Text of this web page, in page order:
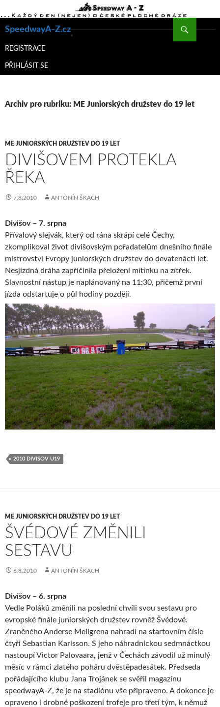
SpeedwayA-Z.cz
K
WEBU
REGISTRACE
PŘIHLÁSIT SE
Archiv pro rubriku: ME Juniorských družstev do 19 let
ME JUNIORSKÝCH DRUŽSTEV DO 19 LET
DIVIŠOVEM PROTEKLA
ŘEKA
7.8.2010 ANTONÍN ŠKACH
Divišov – 7. srpna
Přívalový slejvák, který od rána skrápí celé Čechy,
zkomplikoval život divišovským pořadatelům dnešního finále
mistrovství Evropy juniorských družstev do devatenácti let.
Nesjízdná dráha zapříčinila přeložení mítinku na zítřek.
Slavnostní nástup je naplánovaný na 11:30, přičemž první
jízda odstartuje o půl hodiny později.
2010 DIVISOV U19
ME JUNIORSKÝCH DRUŽSTEV DO 19 LET
ŠVÉDOVÉ ZMĚNILI
SESTAVU
6.8.2010 ANTONÍN ŠKACH
Divišov – 6. srpna
Vedle Poláků změnili na poslední chvíli svou sestavu pro
evropské finále juniorských družstev rovněž Švédové.
Zraněného Anderse Mellgrena nahradí na startovním čísle
čtyři Sebastian Karlsson. S jeho náhradnickou sedmnáctkou
nastoupí Victor Palovaara, jenž v Čechách závodil už minulý
měsíc v rámci zlatého poháru dvěstěpadesátek. Předseda
pořádajícího klubu Jana Trojánek se svěřil magazínu
speedwayA-Z, že je na stadiónu vše připraveno. A dokonce je
opraveno i drobné poškození trofeje pro třetí tým, k němuž